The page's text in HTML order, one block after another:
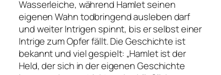
Wasserleiche, während Hamlet seinen
eigenen Wahn todbringend ausleben darf
und weiter Intrigen spinnt, bis er selbst einer
Intrige zum Opfer fällt. Die Geschichte ist
bekannt und viel gespielt: „Hamlet ist der
Held, der sich in der eigenen Geschichte